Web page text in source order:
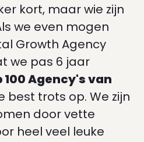
kort, maar wie zijn
we even mogen
Growth Agency
we pas 6 jaar
100 Agency's van
best trots op. We zijn
door vette
heel veel leuke